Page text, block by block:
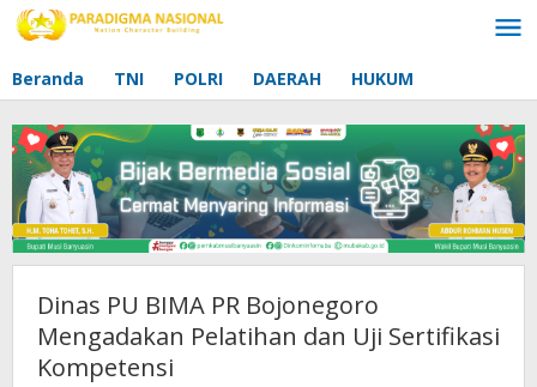
Lewati
ke
Beranda TNI POLRI DAERAH HUKUM
Dinas PU BIMA PR Bojonegoro
Mengadakan Pelatihan dan Uji Sertifikasi
Kompetensi